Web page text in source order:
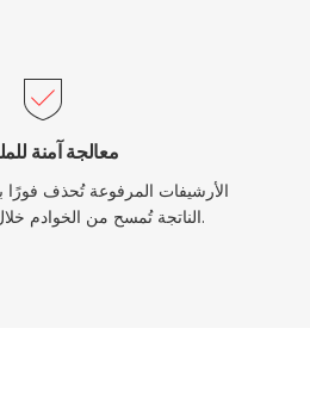
معالجة آمنة
الأرشيفات المرفوعة تُحذف فورًا
CPIO الناتجة تُمسح من الخوادم خلال 24 ساعة.